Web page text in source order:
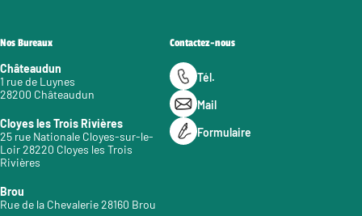
Nos Bureaux
Châteaudun
1 rue de Luynes
28200 Châteaudun
Cloyes les Trois Rivières
25 rue Nationale Cloyes-sur-le-
Loir 28220 Cloyes les Trois
Rivières
Brou
Rue de la Chevalerie 28160 Brou
Contactez-nous
Tél.
Mail
Formulaire